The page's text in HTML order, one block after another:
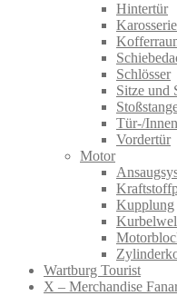
Hintertür
Karosserie
Schlösser
Sitze und
Tür-/
Vordertür
Motor
Kupplung
Wartburg Tourist
X – Merchandise